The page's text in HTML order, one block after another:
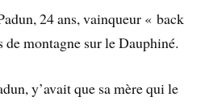
24 ans, vainqueur « back
de montagne sur le Dauphiné.
y’avait que sa mère qui le